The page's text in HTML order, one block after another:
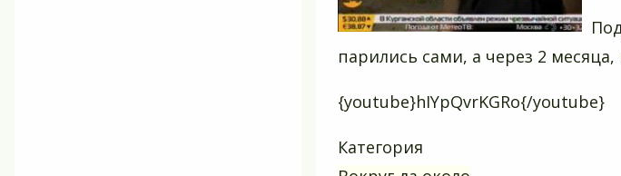
парились сами, а через 2
{youtube}hIYpQvrKGRo{/youtube}
Категория